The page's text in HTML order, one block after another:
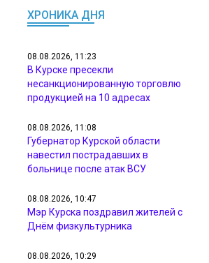
ХРОНИКА ДНЯ
08.08.2026, 11:23
В Курске пресекли
несанкционированную торговлю
продукцией на 10 адресах
08.08.2026, 11:08
Губернатор Курской области
навестил пострадавших в
больнице после атак ВСУ
08.08.2026, 10:47
Мэр Курска поздравил жителей с
Днём физкультурника
08.08.2026, 10:29